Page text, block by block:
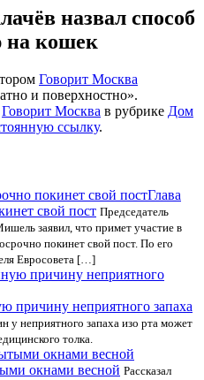
назвал способ
на кошек
Говорит Москва
и поверхностно».
Говорит Москва в рубрике Дом
ссылку.
Глава
свой пост Председатель
заявил, что примет участие в
покинет свой пост. По его
Евросовета […]
причину неприятного запаха
у неприятного запаха изо рта может
толка.
окнами весной Рассказал